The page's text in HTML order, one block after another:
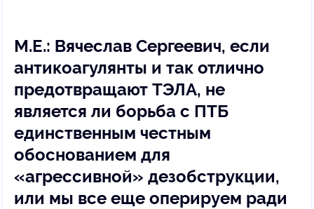
М.Е.: Вячеслав Сергеевич, если
антикоагулянты и так отлично
предотвращают ТЭЛА, не
является ли борьба с ПТБ
единственным честным
обоснованием для
«агрессивной» дезобструкции,
или мы все еще оперируем ради